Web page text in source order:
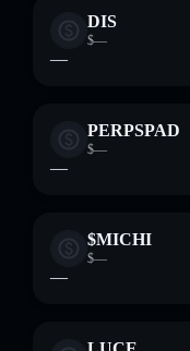
DIS
$—
—
PERPSPAD
$—
—
$MICHI
$—
—